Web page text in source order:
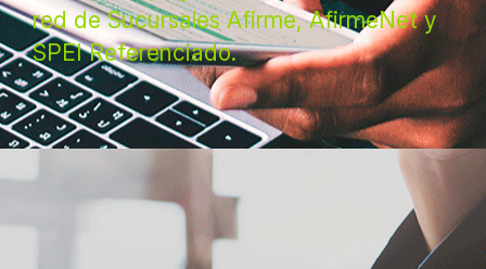
red de Sucursales Afirme, AfirmeNet y
SPEI Referenciado.